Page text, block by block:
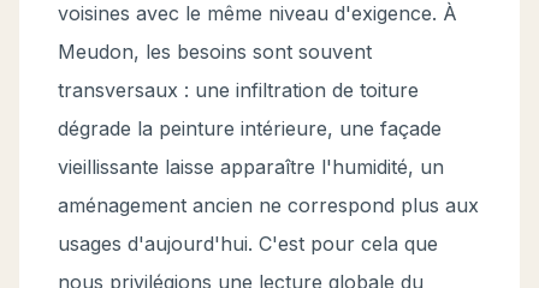
voisines avec le même niveau d'exigence. À
Meudon, les besoins sont souvent
transversaux : une infiltration de toiture
dégrade la peinture intérieure, une façade
vieillissante laisse apparaître l'humidité, un
aménagement ancien ne correspond plus aux
usages d'aujourd'hui. C'est pour cela que
nous privilégions une lecture globale du